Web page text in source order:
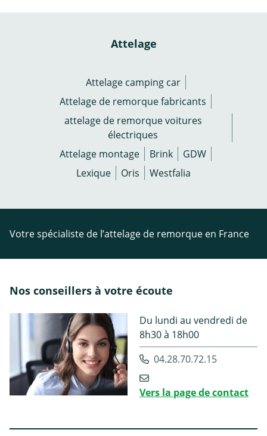
Attelage
Attelage camping car
Attelage de remorque fabricants
attelage de remorque voitures
électriques
Attelage montage
Brink
GDW
Lexique
Oris Westfalia
Votre spécialiste de l’attelage de remorque en France
Nos conseillers à votre écoute
Du lundi au vendredi de
8h30 à 18h00
04.28.70.72.15
Vers la page de contact